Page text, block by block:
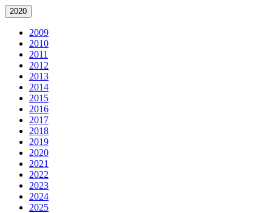
2020
2009
2010
2011
2012
2013
2014
2015
2016
2017
2018
2019
2020
2021
2022
2023
2024
2025